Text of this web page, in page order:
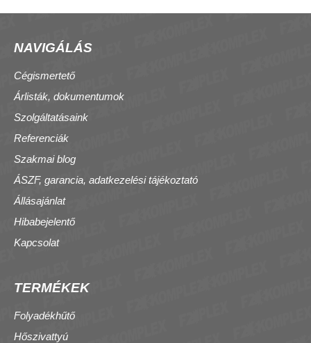
NAVIGÁLÁS
Cégismertető
Árlisták, dokumentumok
Szolgáltatásaink
Referenciák
Szakmai blog
ÁSZF, garancia, adatkezelési tájékoztató
Állásajánlat
Hibabejelentő
Kapcsolat
TERMÉKEK
Folyadékhűtő
Hőszivattyú